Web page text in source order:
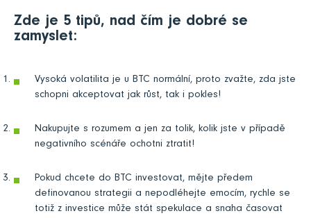
Zde je 5 tipů, nad čím je dobré se
zamyslet:
Vysoká volatilita je u BTC normální, proto zvažte, zda jste
schopni akceptovat jak růst, tak i pokles!
Nakupujte s rozumem a jen za tolik, kolik jste v případě
negativního scénáře ochotni ztratit!
Pokud chcete do BTC investovat, mějte předem
definovanou strategii a nepodléhejte emocím, rychle se
totiž z investice může stát spekulace a snaha časovat